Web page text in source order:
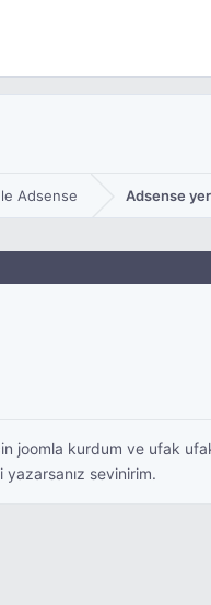
Adsense Adsense
kurdum ve ufak
yazarsanız sevinirim.